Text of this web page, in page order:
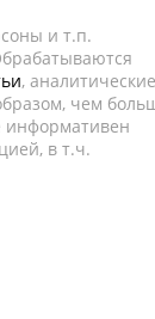
и т.п.
, аналитические
чем
информативен
в т.ч.